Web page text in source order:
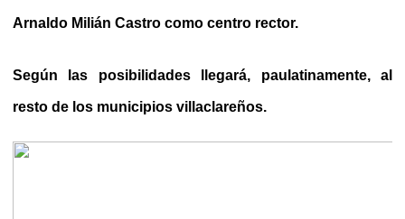
Arnaldo Milián Castro como centro rector.
Según las posibilidades llegará, paulatinamente, al
resto de los municipios villaclareños.